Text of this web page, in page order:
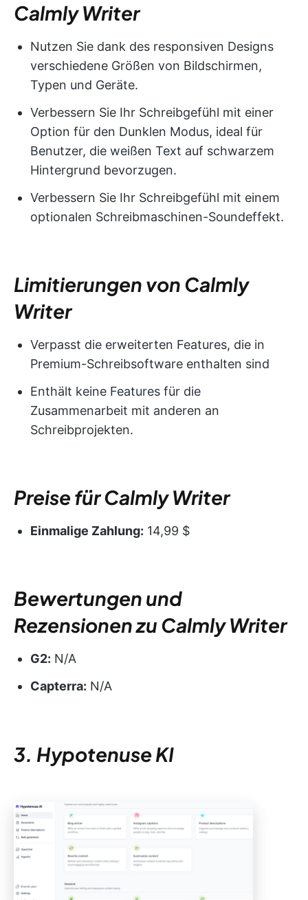
Calmly Writer
Nutzen Sie dank des responsiven Designs
verschiedene Größen von Bildschirmen,
Typen und Geräte.
Verbessern Sie Ihr Schreibgefühl mit einer
Option für den Dunklen Modus, ideal für
Benutzer, die weißen Text auf schwarzem
Hintergrund bevorzugen.
Verbessern Sie Ihr Schreibgefühl mit einem
optionalen Schreibmaschinen-Soundeffekt.
Limitierungen von Calmly
Writer
Verpasst die erweiterten Features, die in
Premium-Schreibsoftware enthalten sind
Enthält keine Features für die
Zusammenarbeit mit anderen an
Schreibprojekten.
Preise für Calmly Writer
Einmalige Zahlung: 14,99 $
Bewertungen und
Rezensionen zu Calmly Writer
G2: N/A
Capterra: N/A
3. Hypotenuse KI